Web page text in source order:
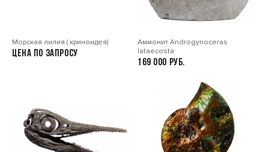
Морская лилия ( криноидея)
Цена по запросу
Аммонит Androgynoceras
lataecosta
169 000